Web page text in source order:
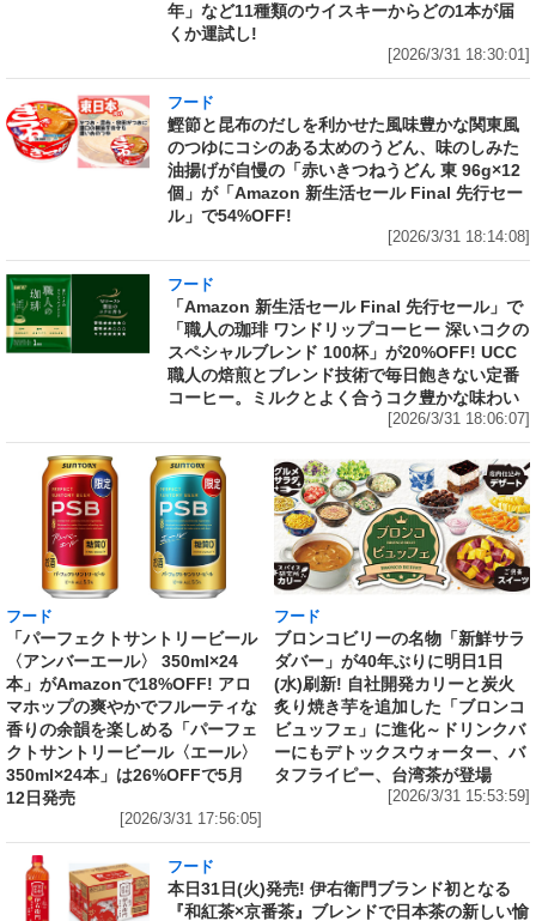
年」など11種類のウイスキーからどの1本が届
くか運試し!
[2026/3/31 18:30:01]
フード
鰹節と昆布のだしを利かせた風味豊かな関東風
のつゆにコシのある太めのうどん、味のしみた
油揚げが自慢の「赤いきつねうどん 東 96g×12
個」が「Amazon 新生活セール Final 先行セー
ル」で54%OFF!
[2026/3/31 18:14:08]
フード
「Amazon 新生活セール Final 先行セール」で
「職人の珈琲 ワンドリップコーヒー 深いコクの
スペシャルブレンド 100杯」が20%OFF! UCC
職人の焙煎とブレンド技術で毎日飽きない定番
コーヒー。ミルクとよく合うコク豊かな味わい
[2026/3/31 18:06:07]
フード
「パーフェクトサントリービール
〈アンバーエール〉 350ml×24
本」がAmazonで18%OFF! アロ
マホップの爽やかでフルーティな
香りの余韻を楽しめる「パーフェ
クトサントリービール〈エール〉
350ml×24本」は26%OFFで5月
12日発売
[2026/3/31 17:56:05]
フード
ブロンコビリーの名物「新鮮サラ
ダバー」が40年ぶりに明日1日
(水)刷新! 自社開発カリーと炭火
炙り焼き芋を追加した「ブロンコ
ビュッフェ」に進化～ドリンクバ
ーにもデトックスウォーター、バ
タフライピー、台湾茶が登場
[2026/3/31 15:53:59]
フード
本日31日(火)発売! 伊右衛門ブランド初となる
『和紅茶×京番茶』ブレンドで日本茶の新しい愉